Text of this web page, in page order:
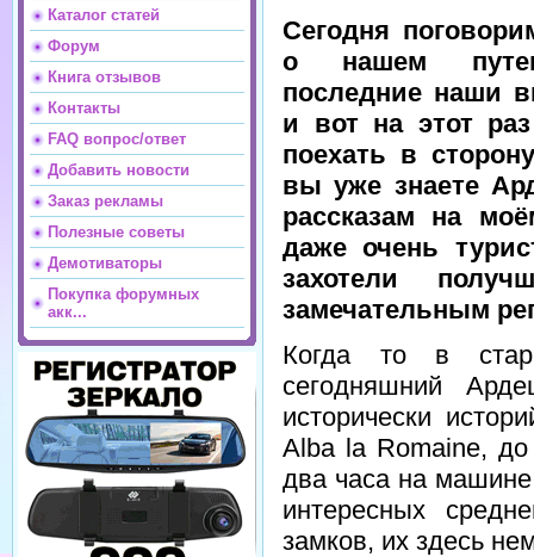
Каталог статей
Форум
Книга отзывов
Контакты
FAQ вопрос/ответ
Добавить новости
Заказ рекламы
Полезные советы
Демотиваторы
Покупка форумных
акк...
Сегодня
о нашем
последние наши
и вот на этот
поехать в
вы уже знаете
рассказам на
даже очень
захотели
замечательным
Когда то в
сегодняшний
исторически
Alba la Romaine,
два часа на
интересных
замков, их здесь